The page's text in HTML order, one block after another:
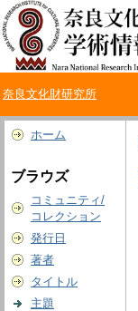
奈良文化財研究所
ホーム
ブラウズ
コミュニティ/
コレクション
発行日
著者
タイトル
主題